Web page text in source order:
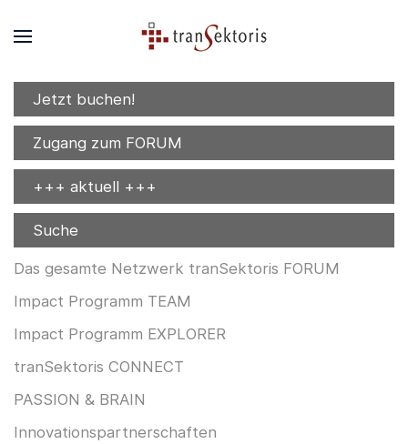
Jetzt buchen!
Zugang zum FORUM
+++ aktuell +++
Suche
Das gesamte Netzwerk tranSektoris FORUM
Impact Programm TEAM
Impact Programm EXPLORER
tranSektoris CONNECT
PASSION & BRAIN
Innovationspartnerschaften